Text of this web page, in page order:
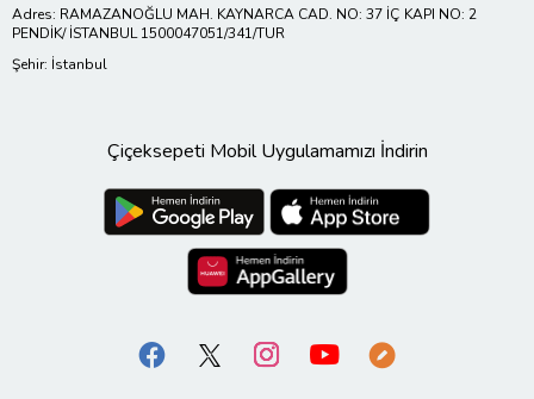
Adres: RAMAZANOĞLU MAH. KAYNARCA CAD. NO: 37 İÇ KAPI NO: 2
PENDİK/ İSTANBUL 1500047051/341/TUR
Şehir: İstanbul
Çiçeksepeti Mobil Uygulamamızı İndirin